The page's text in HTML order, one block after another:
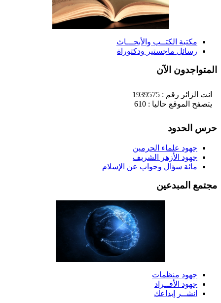
مكتبة الكتــب والأبحـــاث
رسائل ماجستير ودكتوراة
الآن
انت الزائر رقم : 1939575
يتصفح الموقع حاليا : 610
الحدود
جهود علماء الحرمين
جهود الأزهر الشريف
مائة سؤال وجواب عن الإسلام
المبدعين
جهود منظمات
جهود الأفــراد
انشــر إبداعك